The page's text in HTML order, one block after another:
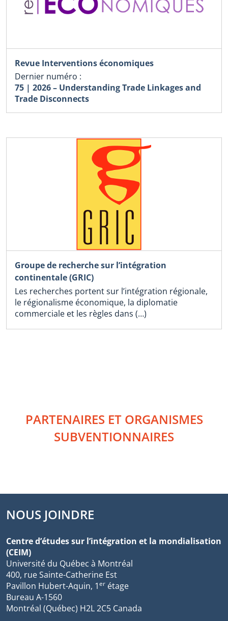
Revue Interventions économiques
Dernier numéro :
75 | 2026 – Understanding Trade Linkages and
Trade Disconnects
Groupe de recherche sur l’intégration
continentale (GRIC)
Les recherches portent sur l’intégration régionale,
le régionalisme économique, la diplomatie
commerciale et les règles dans (…)
PARTENAIRES ET ORGANISMES
SUBVENTIONNAIRES
NOUS JOINDRE
Centre d’études sur l’intégration et la mondialisation
(CEIM)
Université du Québec à Montréal
400, rue Sainte-Catherine Est
Pavillon Hubert-Aquin, 1er étage
Bureau A-1560
Montréal (Québec) H2L 2C5 Canada